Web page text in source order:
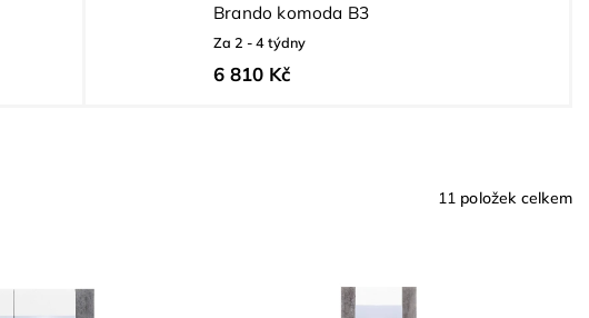
Brando komoda B3
Za 2 - 4 týdny
6 810 Kč
11 položek celkem